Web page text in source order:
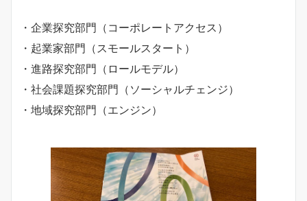
・企業探究部門（コーポレートアクセス）
・起業家部門（スモールスタート）
・進路探究部門（ロールモデル）
・社会課題探究部門（ソーシャルチェンジ）
・地域探究部門（エンジン）